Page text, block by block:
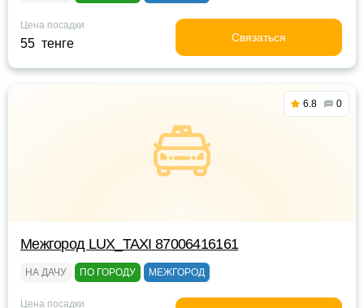
Цена посадки
55 тенге Связаться
6.8 0
Межгород LUX_TAXI 87006416161
НА ДАЧУ ПО ГОРОДУ МЕЖГОРОД
Цена посадки